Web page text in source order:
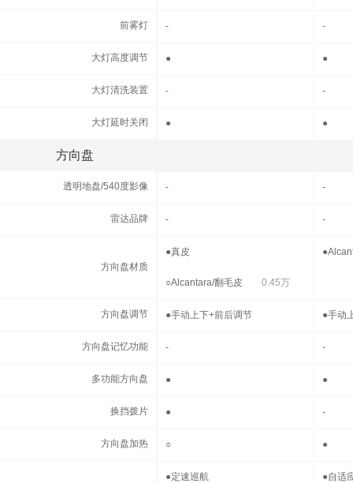
前雾灯 - -
大灯高度调节 ● ●
大灯清洗装置 - -
大灯延时关闭 ● ●
方向盘
透明地盘/540度影像 - -
雷达品牌 - -
●真皮
○Alcantara/翻毛皮 0.45万
●
方向盘调节 ●手动上下+前后调节 ●手动
方向盘记忆功能 - -
多功能方向盘 ● ●
换挡拨片 ● -
方向盘加热 ○ ●
●定速巡航 ●自适
前雾灯
大灯高度调节
大灯清洗装置
大灯延时关闭
方向盘
透明地盘/540度影像
雷达品牌
方向盘材质
方向盘调节
方向盘记忆功能
多功能方向盘
换挡拨片
方向盘加热